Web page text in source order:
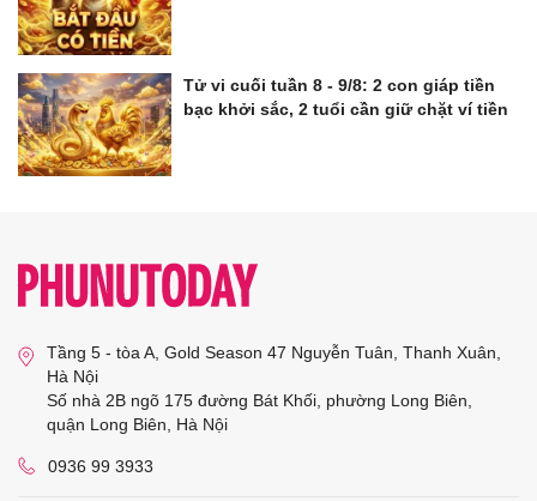
Tử vi cuối tuần 8 - 9/8: 2 con giáp tiền
bạc khởi sắc, 2 tuổi cần giữ chặt ví tiền
Tầng 5 - tòa A, Gold Season 47 Nguyễn Tuân, Thanh Xuân,
Hà Nội
Số nhà 2B ngõ 175 đường Bát Khối, phường Long Biên,
quận Long Biên, Hà Nội
0936 99 3933